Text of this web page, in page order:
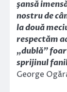
şansă
nostru de
la două
respectăm
„dublă”
sprijinul
George